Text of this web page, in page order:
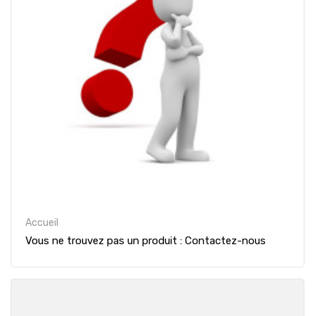
Accueil
Vous ne trouvez pas un produit : Contactez-nous